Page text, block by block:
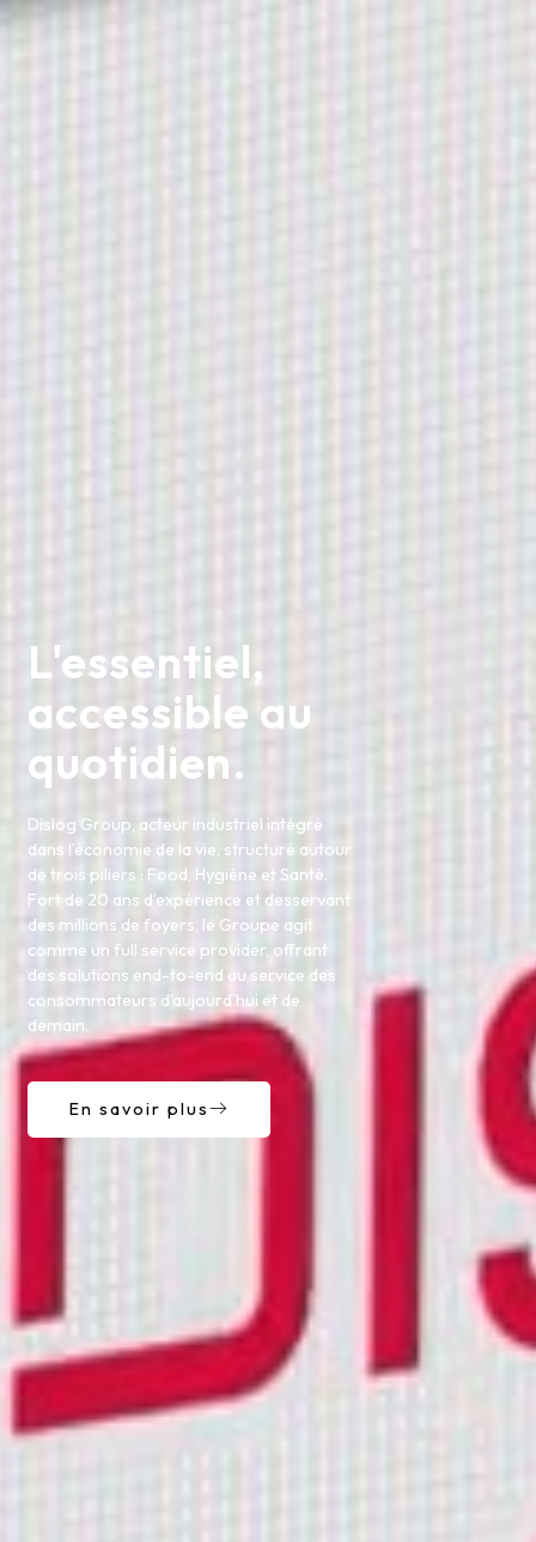
L'essentiel,
accessible au
quotidien.
Dislog Group, acteur industriel intégré
dans l’économie de la vie, structuré autour
de trois piliers : Food, Hygiène et Santé.
Fort de 20 ans d’expérience et desservant
des millions de foyers, le Groupe agit
comme un full service provider, offrant
des solutions end-to-end au service des
consommateurs d’aujourd’hui et de
demain.
En savoir plus